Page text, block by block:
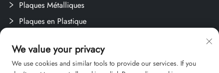
Plaques Métalliques
Plaques en Plastique
Créations Sur Mesure
We value your privacy
We use cookies and similar tools to provide our services. If you